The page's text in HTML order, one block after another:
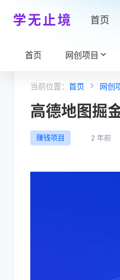
学无止境 首页
首页 网创项目
当前位置： 首页 网创
高德地图掘
赚钱项目 2 年前